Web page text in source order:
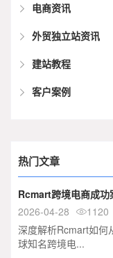
电商资讯
外贸独立站资讯
建站教程
客户案例
热门文章
Rcmart跨境电商成
2026-04-28
1120
深度解析Rcmart如何
球知名跨境电...